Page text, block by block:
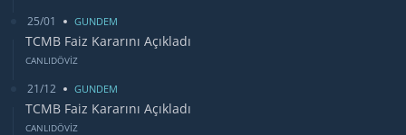
25/01 GUNDEM
TCMB Faiz Kararını Açıkladı
CANLIDÖVİZ
21/12 GUNDEM
TCMB Faiz Kararını Açıkladı
CANLIDÖVİZ